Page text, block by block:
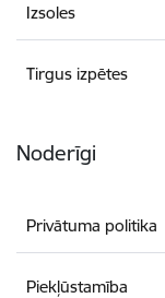
Izsoles
Tirgus izpētes
Noderīgi
Privātuma politika
Piekļūstamība